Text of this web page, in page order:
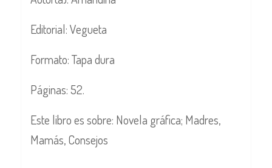
Editorial: Vegueta
Formato: Tapa dura
Páginas: 52.
Este libro es sobre: Novela gráfica; Madres,
Mamás, Consejos